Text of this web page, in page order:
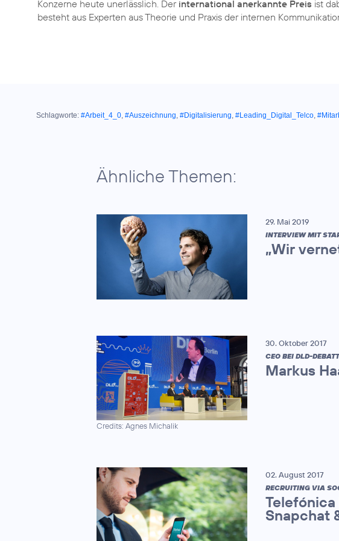
Konzerne heute unerlässlich. Der international anerkannte Preis ist
besteht aus Experten aus Theorie und Praxis der internen
Schlagworte: #Arbeit_4_0, #Auszeichnung, #Digitalisierung, #Leading_Digital_Telco,
Ähnliche Themen:
29. Mai 2019
INTERVIEW MIT
„Wir
Credits: Agnes Michalik
30. Oktober 2017
CEO BEI DLD-
Markus
02. August 2017
RECRUITING VIA
Snapchat